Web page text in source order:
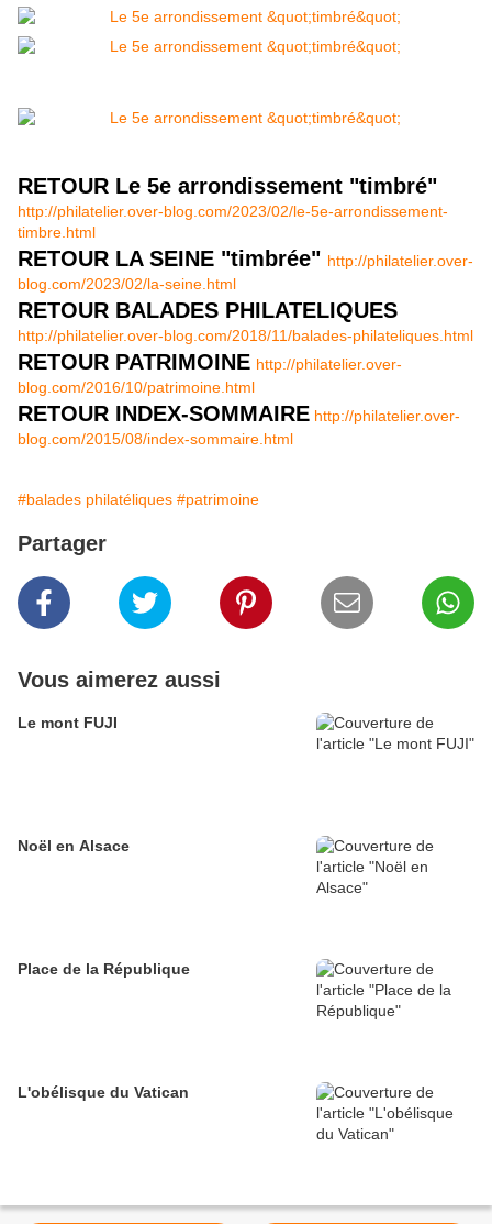
RETOUR Le 5e arrondissement "timbré"
http://philatelier.over-blog.com/2023/02/le-5e-arrondissement-
timbre.html
RETOUR LA SEINE "timbrée" http://philatelier.over-
blog.com/2023/02/la-seine.html
RETOUR BALADES PHILATELIQUES
http://philatelier.over-blog.com/2018/11/balades-philateliques.html
RETOUR PATRIMOINE http://philatelier.over-
blog.com/2016/10/patrimoine.html
RETOUR INDEX-SOMMAIRE http://philatelier.over-
blog.com/2015/08/index-sommaire.html
#balades philatéliques #patrimoine
Partager
Vous aimerez aussi
Le mont FUJI
Noël en Alsace
Place de la République
L'obélisque du Vatican